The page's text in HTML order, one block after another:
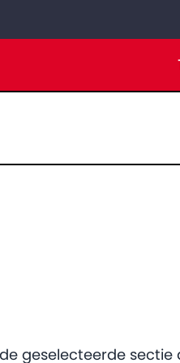
geselecteerde sectie